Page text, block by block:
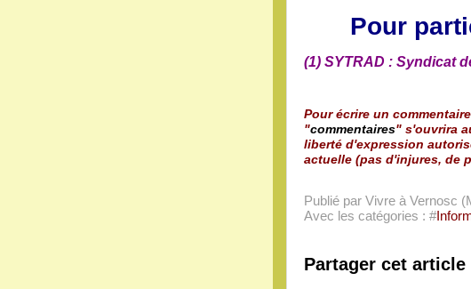
Pour
(1) SYTRAD : Syndicat
Pour écrire un
"commentaires" s'ouvrira
liberté d'expression
actuelle (pas d'injures, de
Publié par Vivre à Vernosc
Avec les catégories : #
Partager cet article